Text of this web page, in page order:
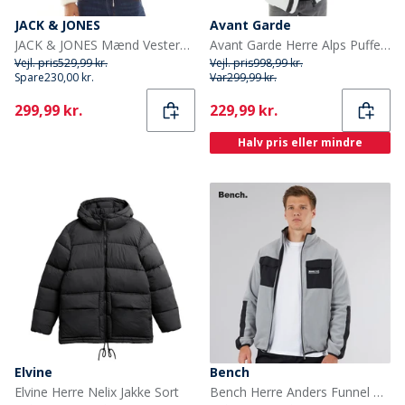
JACK & JONES
JACK & JONES Mænd Vesterbro Teddy Jakke Atmosphere
Vejl. pris529,99 kr.
Spare230,00 kr.
Current
299,99 kr.
Avant Garde
Avant Garde Herre Alps Pufferjakke Frostgrå
Vejl. pris998,99 kr.
Var299,99 kr.
Current
229,99 kr.
Halv pris eller mindre
Elvine
Elvine Herre Nelix Jakke Sort
Bench
Bench Herre Anders Funnel Neck Fleece Circular Grå